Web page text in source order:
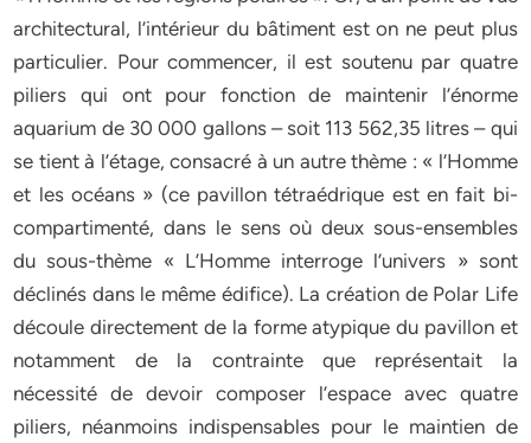
architectural, l’intérieur du bâtiment est on ne peut plus
particulier. Pour commencer, il est soutenu par quatre
piliers qui ont pour fonction de maintenir l’énorme
aquarium de 30 000 gallons – soit 113 562,35 litres – qui
se tient à l’étage, consacré à un autre thème : « l’Homme
et les océans » (ce pavillon tétraédrique est en fait bi-
compartimenté, dans le sens où deux sous-ensembles
du sous-thème « L’Homme interroge l’univers » sont
déclinés dans le même édifice). La création de Polar Life
découle directement de la forme atypique du pavillon et
notamment de la contrainte que représentait la
nécessité de devoir composer l’espace avec quatre
piliers, néanmoins indispensables pour le maintien de